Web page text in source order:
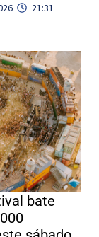
21:31
bate